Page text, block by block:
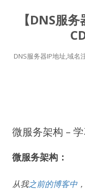
【DNS服
DNS服务器IP地址,域名
微服务架构 –
微服务架构：
从我之前的博客中